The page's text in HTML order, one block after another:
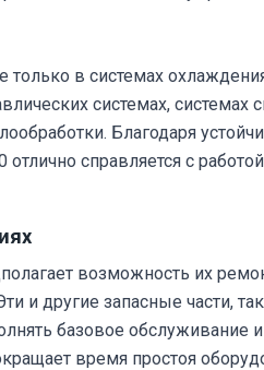
в системах
системах,
Благодаря
справляется с
возможность их
и другие запасные части,
базовое
время простоя